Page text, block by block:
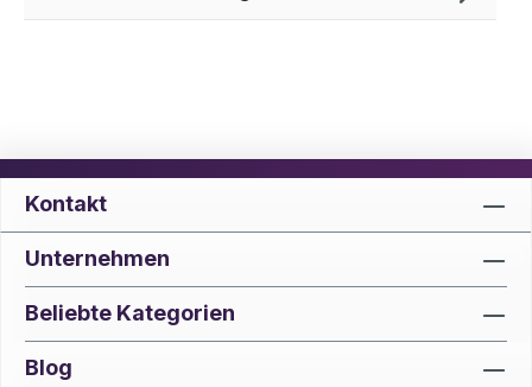
Kontakt
Unternehmen
Beliebte Kategorien
Blog